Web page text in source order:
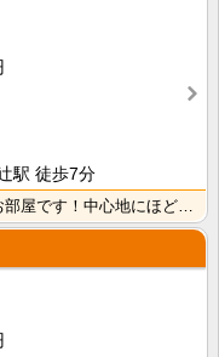
駅 徒歩7分